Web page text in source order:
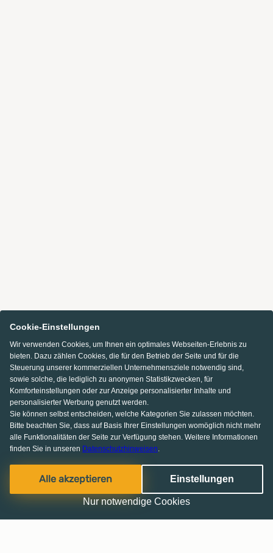
Cookie-Einstellungen
Wir verwenden Cookies, um Ihnen ein optimales Webseiten-Erlebnis zu
bieten. Dazu zählen Cookies, die für den Betrieb der Seite und für die
Steuerung unserer kommerziellen Unternehmensziele notwendig sind,
sowie solche, die lediglich zu anonymen Statistikzwecken, für
Komforteinstellungen oder zur Anzeige personalisierter Inhalte und
personalisierter Werbung genutzt werden.
Sie können selbst entscheiden, welche Kategorien Sie zulassen möchten.
Bitte beachten Sie, dass auf Basis Ihrer Einstellungen womöglich nicht mehr
alle Funktionalitäten der Seite zur Verfügung stehen. Weitere Informationen
finden Sie in unseren Datenschutzhinweisen.
Alle akzeptieren Einstellungen
Nur notwendige Cookies